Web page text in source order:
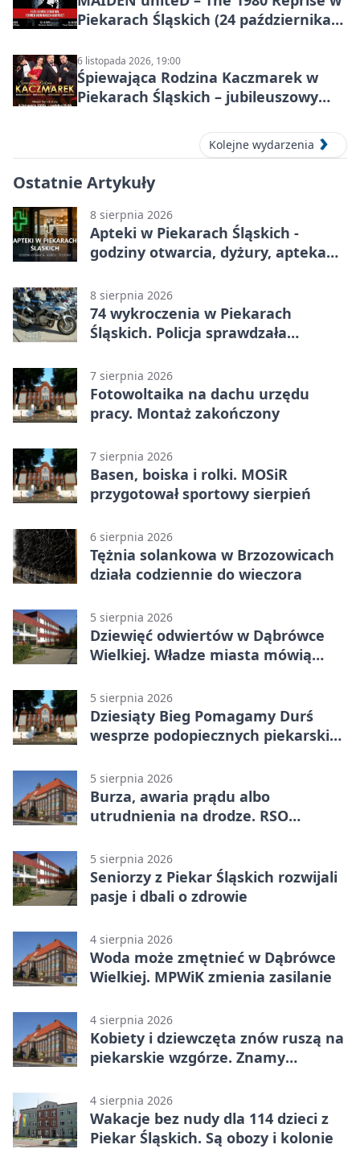
Piekarach Śląskich (24 października
6 listopada 2026, 19:00
Śpiewająca Rodzina Kaczmarek w
Piekarach Śląskich – jubileuszowy
Kolejne wydarzenia
Ostatnie Artykuły
8 sierpnia 2026
Apteki w Piekarach Śląskich -
godziny otwarcia, dyżury, apteka
8 sierpnia 2026
74 wykroczenia w Piekarach
Śląskich. Policja sprawdzała
7 sierpnia 2026
Fotowoltaika na dachu urzędu
pracy. Montaż zakończony
7 sierpnia 2026
Basen, boiska i rolki. MOSiR
przygotował sportowy sierpień
6 sierpnia 2026
Tężnia solankowa w Brzozowicach
działa codziennie do wieczora
5 sierpnia 2026
Dziewięć odwiertów w Dąbrówce
Wielkiej. Władze miasta mówią
5 sierpnia 2026
Dziesiąty Bieg Pomagamy Durś
wesprze podopiecznych piekarskich
5 sierpnia 2026
Burza, awaria prądu albo
utrudnienia na drodze. RSO
5 sierpnia 2026
Seniorzy z Piekar Śląskich rozwijali
pasje i dbali o zdrowie
4 sierpnia 2026
Woda może zmętnieć w Dąbrówce
Wielkiej. MPWiK zmienia zasilanie
4 sierpnia 2026
Kobiety i dziewczęta znów ruszą na
piekarskie wzgórze. Znamy
4 sierpnia 2026
Wakacje bez nudy dla 114 dzieci z
Piekar Śląskich. Są obozy i kolonie